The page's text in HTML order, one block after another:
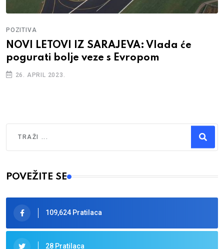
POZITIVA
NOVI LETOVI IZ SARAJEVA: Vlada će
pogurati bolje veze s Evropom
26. APRIL 2023.
Type 2 or more characters for results.
POVEŽITE SE
109,624 Pratilaca
28 Pratilaca